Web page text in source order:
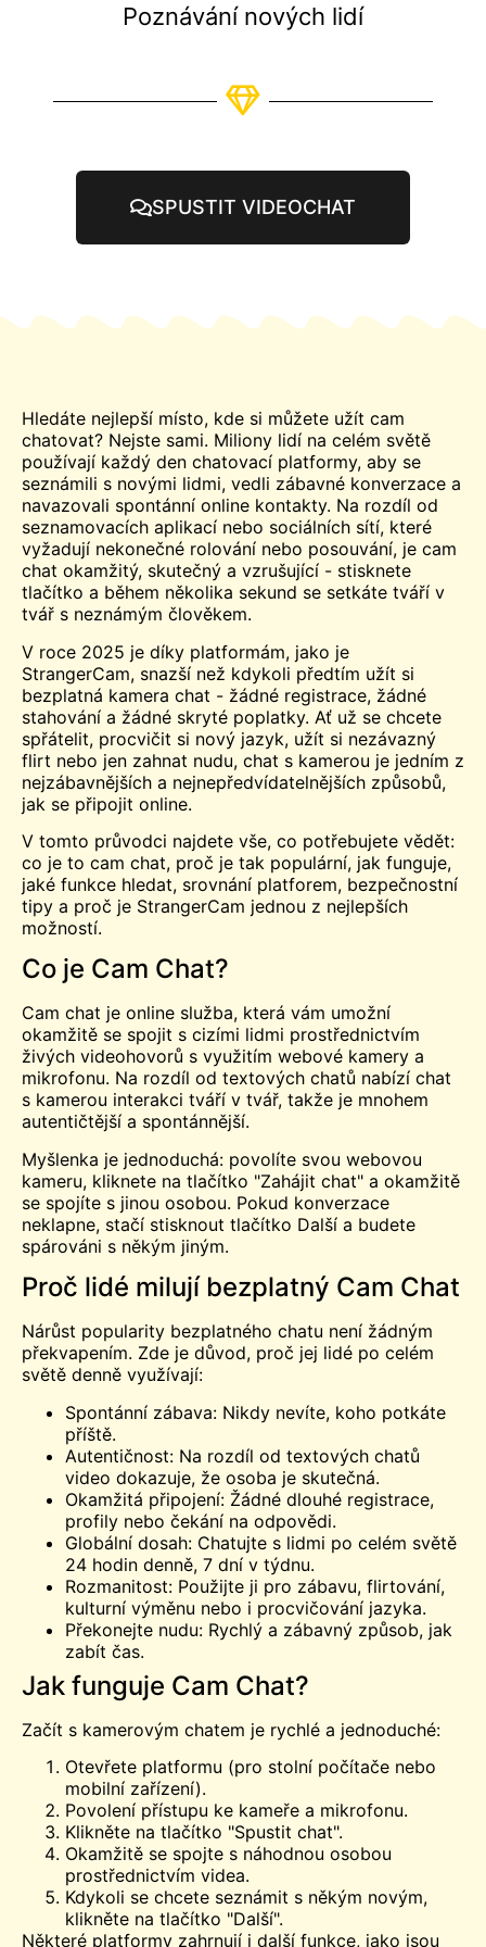
Poznávání nových lidí
SPUSTIT VIDEOCHAT
Hledáte nejlepší místo, kde si můžete užít cam
chatovat? Nejste sami. Miliony lidí na celém světě
používají každý den chatovací platformy, aby se
seznámili s novými lidmi, vedli zábavné konverzace a
navazovali spontánní online kontakty. Na rozdíl od
seznamovacích aplikací nebo sociálních sítí, které
vyžadují nekonečné rolování nebo posouvání, je cam
chat okamžitý, skutečný a vzrušující - stisknete
tlačítko a během několika sekund se setkáte tváří v
tvář s neznámým člověkem.
V roce 2025 je díky platformám, jako je
StrangerCam, snazší než kdykoli předtím užít si
bezplatná kamera chat - žádné registrace, žádné
stahování a žádné skryté poplatky. Ať už se chcete
spřátelit, procvičit si nový jazyk, užít si nezávazný
flirt nebo jen zahnat nudu, chat s kamerou je jedním z
nejzábavnějších a nejnepředvídatelnějších způsobů,
jak se připojit online.
V tomto průvodci najdete vše, co potřebujete vědět:
co je to cam chat, proč je tak populární, jak funguje,
jaké funkce hledat, srovnání platforem, bezpečnostní
tipy a proč je StrangerCam jednou z nejlepších
možností.
Co je Cam Chat?
Cam chat je online služba, která vám umožní
okamžitě se spojit s cizími lidmi prostřednictvím
živých videohovorů s využitím webové kamery a
mikrofonu. Na rozdíl od textových chatů nabízí chat
s kamerou interakci tváří v tvář, takže je mnohem
autentičtější a spontánnější.
Myšlenka je jednoduchá: povolíte svou webovou
kameru, kliknete na tlačítko "Zahájit chat" a okamžitě
se spojíte s jinou osobou. Pokud konverzace
neklapne, stačí stisknout tlačítko Další a budete
spárováni s někým jiným.
Proč lidé milují bezplatný Cam Chat
Nárůst popularity bezplatného chatu není žádným
překvapením. Zde je důvod, proč jej lidé po celém
světě denně využívají:
Spontánní zábava: Nikdy nevíte, koho potkáte
příště.
Autentičnost: Na rozdíl od textových chatů
video dokazuje, že osoba je skutečná.
Okamžitá připojení: Žádné dlouhé registrace,
profily nebo čekání na odpovědi.
Globální dosah: Chatujte s lidmi po celém světě
24 hodin denně, 7 dní v týdnu.
Rozmanitost: Použijte ji pro zábavu, flirtování,
kulturní výměnu nebo i procvičování jazyka.
Překonejte nudu: Rychlý a zábavný způsob, jak
zabít čas.
Jak funguje Cam Chat?
Začít s kamerovým chatem je rychlé a jednoduché:
Otevřete platformu (pro stolní počítače nebo
mobilní zařízení).
Povolení přístupu ke kameře a mikrofonu.
Klikněte na tlačítko "Spustit chat".
Okamžitě se spojte s náhodnou osobou
prostřednictvím videa.
Kdykoli se chcete seznámit s někým novým,
klikněte na tlačítko "Další".
Některé platformy zahrnují i další funkce, jako jsou